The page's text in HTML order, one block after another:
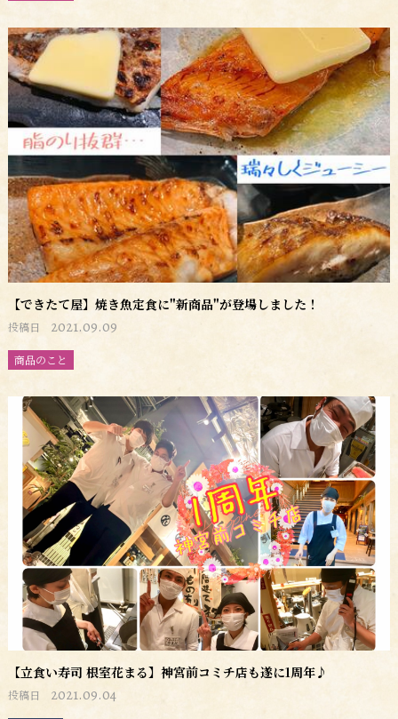
【できたて屋】焼き魚定食に"新商品"が登場しました！
投稿日 2021.09.09
商品のこと
【立食い寿司 根室花まる】神宮前コミチ店も遂に1周年♪
投稿日 2021.09.04